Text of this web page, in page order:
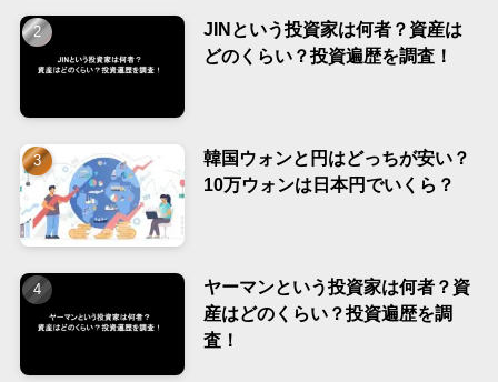
JINという投資家は何者？資産は
どのくらい？投資遍歴を調査！
韓国ウォンと円はどっちが安い？
10万ウォンは日本円でいくら？
ヤーマンという投資家は何者？資
産はどのくらい？投資遍歴を調
査！